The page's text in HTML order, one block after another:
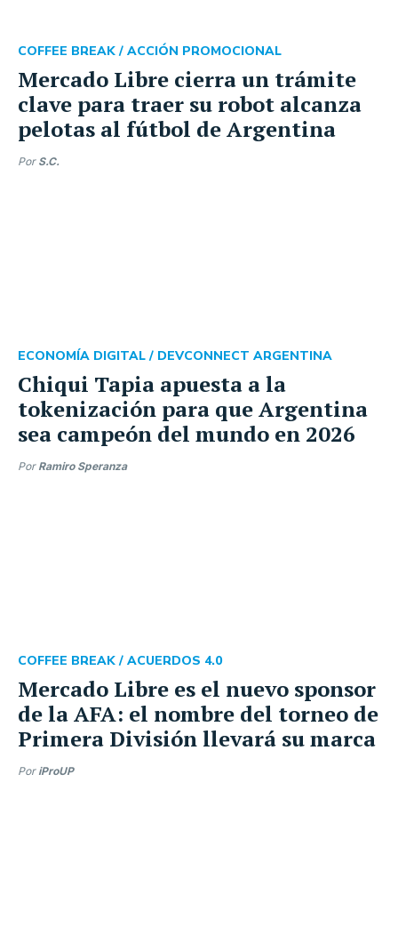
Mercado Libre cierra un trámite
clave para traer su robot alcanza
pelotas al fútbol de Argentina
COFFEE BREAK / ACCIÓN PROMOCIONAL
Por S.C.
Chiqui Tapia apuesta a la
tokenización para que Argentina
sea campeón del mundo en 2026
ECONOMÍA DIGITAL / DEVCONNECT ARGENTINA
Por Ramiro Speranza
Mercado Libre es el nuevo sponsor
de la AFA: el nombre del torneo de
Primera División llevará su marca
COFFEE BREAK / ACUERDOS 4.0
Por iProUP